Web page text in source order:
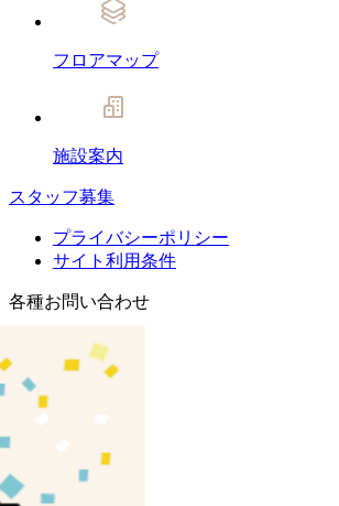
フロアマップ
施設案内
スタッフ募集
プライバシーポリシー
サイト利用条件
各種お問い合わせ